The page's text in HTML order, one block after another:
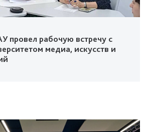
провел рабочую встречу с
медиа, искусств и